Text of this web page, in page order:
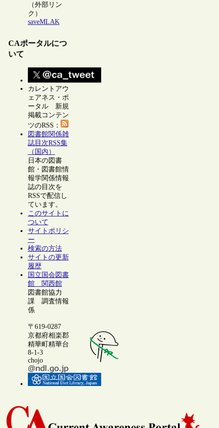
（外部リン
ク）
saveMLAK
CAポータルにつ
いて
カレントアウ
ェアネス・ポ
ータル 新規
掲載コンテン
ツのRSS：
図書館関係雑
誌目次RSS集
（国内）
日本の図書
館・図書館情
報学関係情報
誌の目次を
RSSで配信し
ています。
このサイトに
ついて
サイトポリシ
ー
検索の方法
サイトの更新
履歴
国立国会図書
館 関西館
図書館協力
課 調査情報
係
〒619-0287
京都府相楽郡
精華町精華台
8-1-3
chojo